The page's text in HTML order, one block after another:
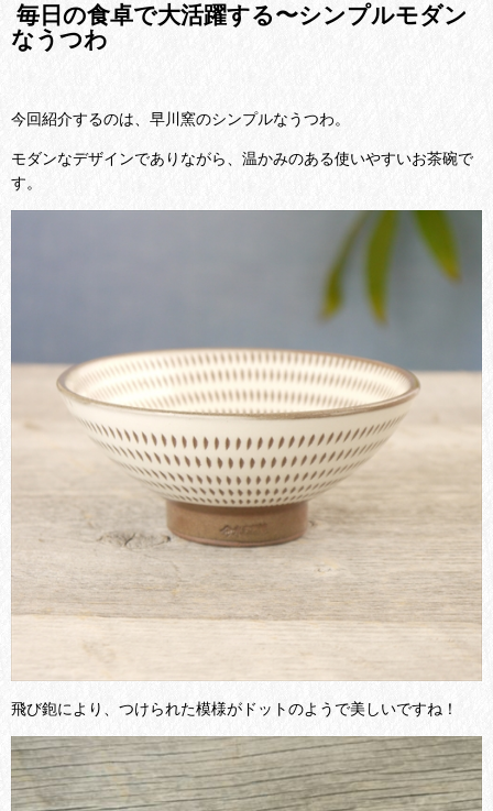
毎日の食卓で大活躍する〜シンプルモダン
なうつわ
今回紹介するのは、早川窯のシンプルなうつわ。
モダンなデザインでありながら、温かみのある使いやすいお茶碗で
す。
飛び鉋により、つけられた模様がドットのようで美しいですね！